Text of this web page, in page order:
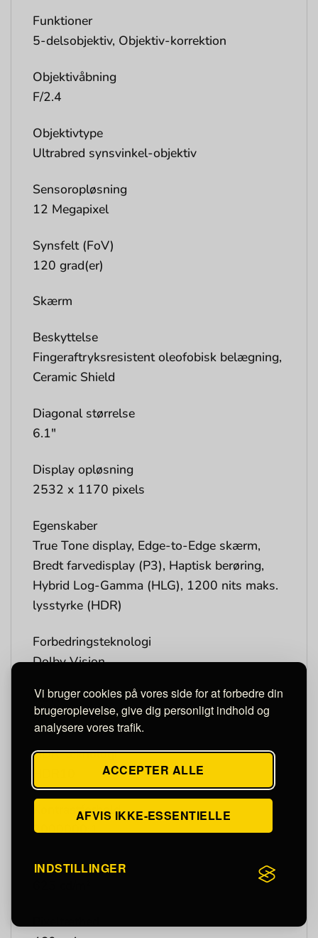
Vi bruger cookies på vores side for at forbedre din
brugeroplevelse, give dig personligt indhold og
analysere vores trafik.
ACCEPTER ALLE
AFVIS IKKE-ESSENTIELLE
INDSTILLINGER
Funktioner
5-delsobjektiv, Objektiv-korrektion
Objektivåbning
F/2.4
Objektivtype
Ultrabred synsvinkel-objektiv
Sensoropløsning
12 Megapixel
Synsfelt (FoV)
120 grad(er)
Skærm
Beskyttelse
Fingeraftryksresistent oleofobisk belægning,
Ceramic Shield
Diagonal størrelse
6.1″
Display opløsning
2532 x 1170 pixels
Egenskaber
True Tone display, Edge-to-Edge skærm,
Bredt farvedisplay (P3), Haptisk berøring,
Hybrid Log-Gamma (HLG), 1200 nits maks.
lysstyrke (HDR)
Forbedringsteknologi
Dolby Vision
HDR
Ja
HDR-teknologi
Kontrastforhold
2000000:1
Maks. lysstyrke